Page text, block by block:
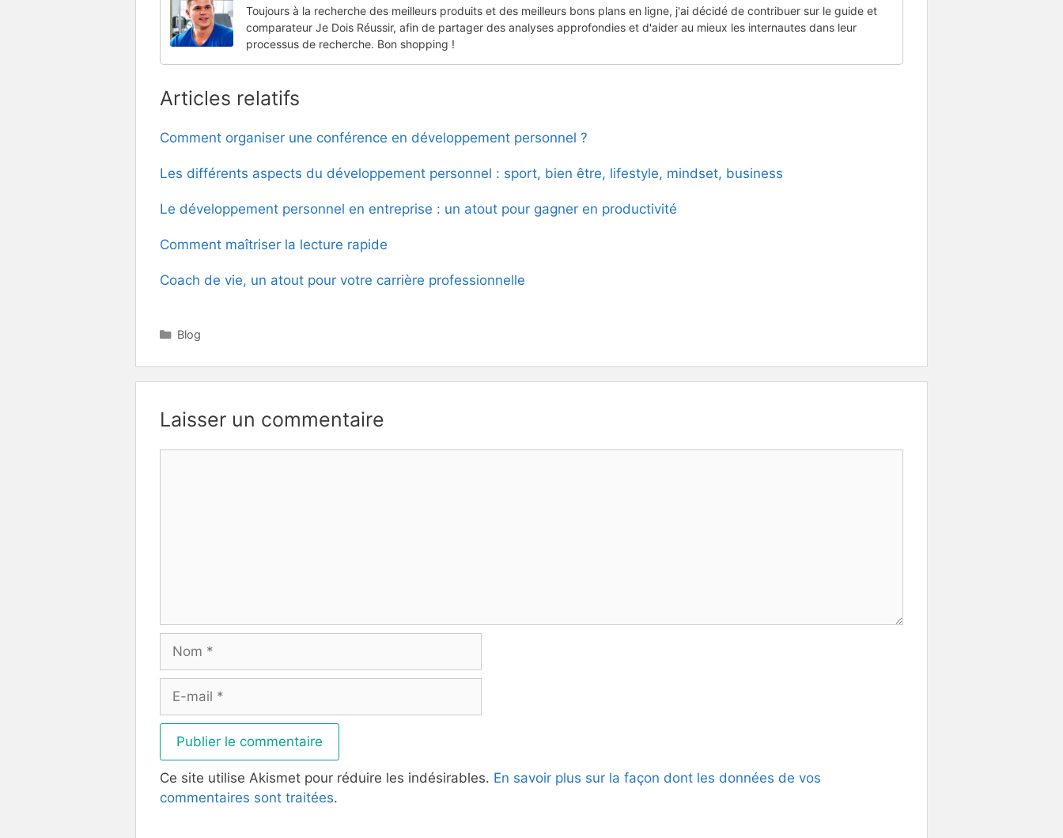
Toujours à la recherche des meilleurs produits et des meilleurs bons plans en ligne, j'ai décidé de contribuer sur le guide et
comparateur Je Dois Réussir, afin de partager des analyses approfondies et d'aider au mieux les internautes dans leur
processus de recherche. Bon shopping !
Articles relatifs
Comment organiser une conférence en développement personnel ?
Les différents aspects du développement personnel : sport, bien être, lifestyle, mindset, business
Le développement personnel en entreprise : un atout pour gagner en productivité
Comment maîtriser la lecture rapide
Coach de vie, un atout pour votre carrière professionnelle
Catégories
Blog
Laisser un commentaire
Nom
Ce site utilise Akismet pour réduire les indésirables. En savoir plus sur la façon dont les données de vos
commentaires sont traitées.